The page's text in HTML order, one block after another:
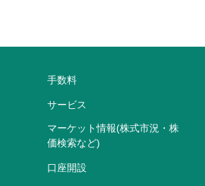
手数料
サービス
マーケット情報(株式市況・株
価検索など)
口座開設